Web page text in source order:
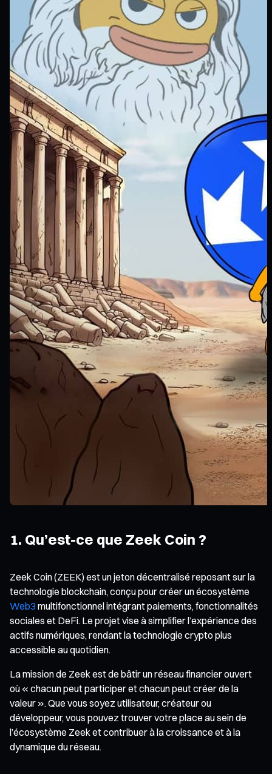
1. Qu’est-ce que Zeek Coin ?
Zeek Coin (ZEEK) est un jeton décentralisé reposant sur la
technologie blockchain, conçu pour créer un écosystème
Web3 multifonctionnel intégrant paiements, fonctionnalités
sociales et DeFi. Le projet vise à simplifier l’expérience des
actifs numériques, rendant la technologie crypto plus
accessible au quotidien.
La mission de Zeek est de bâtir un réseau financier ouvert
où « chacun peut participer et chacun peut créer de la
valeur ». Que vous soyez utilisateur, créateur ou
développeur, vous pouvez trouver votre place au sein de
l’écosystème Zeek et contribuer à la croissance et à la
dynamique du réseau.